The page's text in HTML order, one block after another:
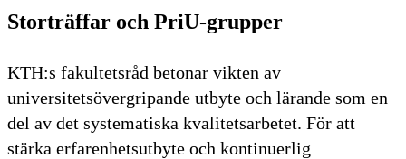
Storträffar och PriU-grupper
KTH:s fakultetsråd betonar vikten av
universitetsövergripande utbyte och lärande som en
del av det systematiska kvalitetsarbetet. För att
stärka erfarenhetsutbyte och kontinuerlig